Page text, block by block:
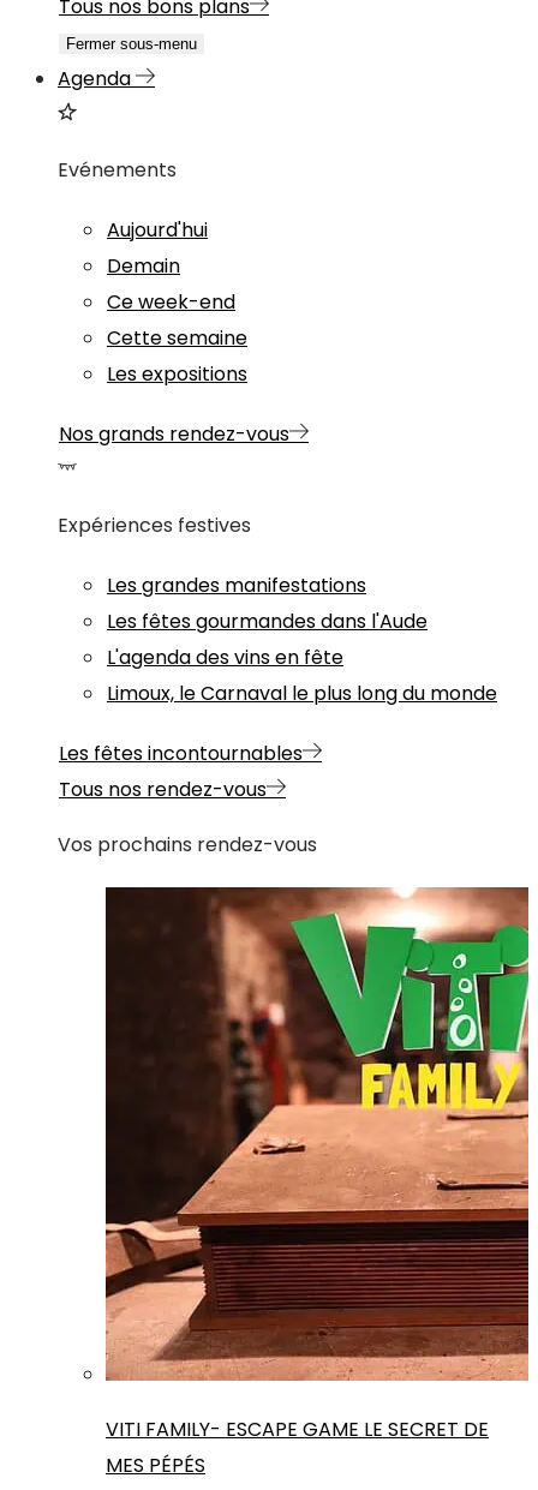
Tous nos bons plans
Fermer sous-menu
Agenda
Evénements
Aujourd'hui
Demain
Ce week-end
Cette semaine
Les expositions
Nos grands rendez-vous
Expériences festives
Les grandes manifestations
Les fêtes gourmandes dans l'Aude
L'agenda des vins en fête
Limoux, le Carnaval le plus long du monde
Les fêtes incontournables
Tous nos rendez-vous
Vos prochains rendez-vous
VITI FAMILY- ESCAPE GAME LE SECRET DE
MES PÉPÉS